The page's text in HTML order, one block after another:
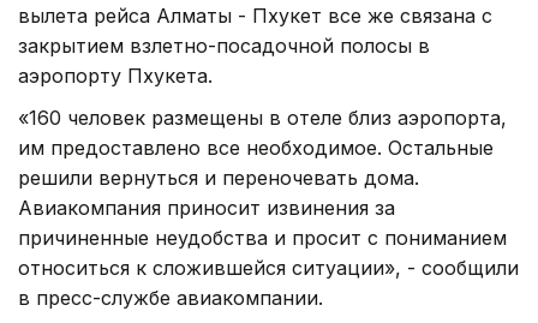
вылета рейса Алматы - Пхукет все же связана с
закрытием взлетно-посадочной полосы в
аэропорту Пхукета.
«160 человек размещены в отеле близ аэропорта,
им предоставлено все необходимое. Остальные
решили вернуться и переночевать дома.
Авиакомпания приносит извинения за
причиненные неудобства и просит с пониманием
относиться к сложившейся ситуации», - сообщили
в пресс-службе авиакомпании.